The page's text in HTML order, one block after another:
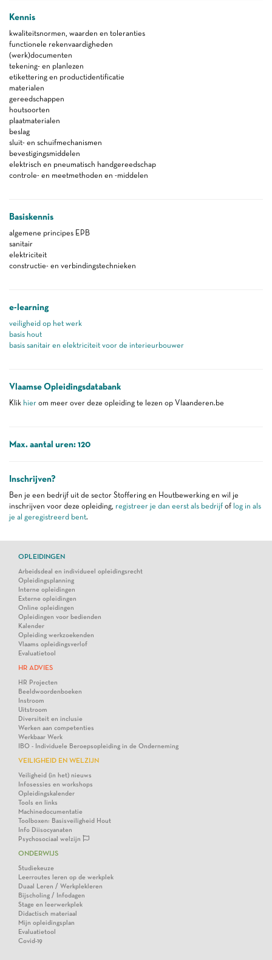
Kennis
kwaliteitsnormen, waarden en toleranties
functionele rekenvaardigheden
(werk)documenten
tekening- en planlezen
etikettering en productidentificatie
materialen
gereedschappen
houtsoorten
plaatmaterialen
beslag
sluit- en schuifmechanismen
bevestigingsmiddelen
elektrisch en pneumatisch handgereedschap
controle- en meetmethoden en -middelen
Basiskennis
algemene principes EPB
sanitair
elektriciteit
constructie- en verbindingstechnieken
e-learning
veiligheid op het werk
basis hout
basis sanitair en elektriciteit voor de interieurbouwer
Vlaamse Opleidingsdatabank
Klik hier om meer over deze opleiding te lezen op Vlaanderen.be
Max. aantal uren: 120
Inschrijven?
Ben je een bedrijf uit de sector Stoffering en Houtbewerking en wil je
inschrijven voor deze opleiding, registreer je dan eerst als bedrijf of log in als
je al geregistreerd bent.
OPLEIDINGEN
Arbeidsdeal en individueel opleidingsrecht
Opleidingsplanning
Interne opleidingen
Externe opleidingen
Online opleidingen
Opleidingen voor bedienden
Kalender
Opleiding werkzoekenden
Vlaams opleidingsverlof
Evaluatietool
HR ADVIES
HR Projecten
Beeldwoordenboeken
Instroom
Uitstroom
Diversiteit en inclusie
Werken aan competenties
Werkbaar Werk
IBO - Individuele Beroepsopleiding in de Onderneming
VEILIGHEID EN WELZIJN
Veiligheid (in het) nieuws
Infosessies en workshops
Opleidingskalender
Tools en links
Machinedocumentatie
Toolboxen: Basisveiligheid Hout
Info Diisocyanaten
Psychosociaal welzijn
ONDERWIJS
Studiekeuze
Leerroutes leren op de werkplek
Duaal Leren / Werkplekleren
Bijscholing / Infodagen
Stage en leerwerkplek
Didactisch materiaal
Mijn opleidingsplan
Evaluatietool
Covid-19